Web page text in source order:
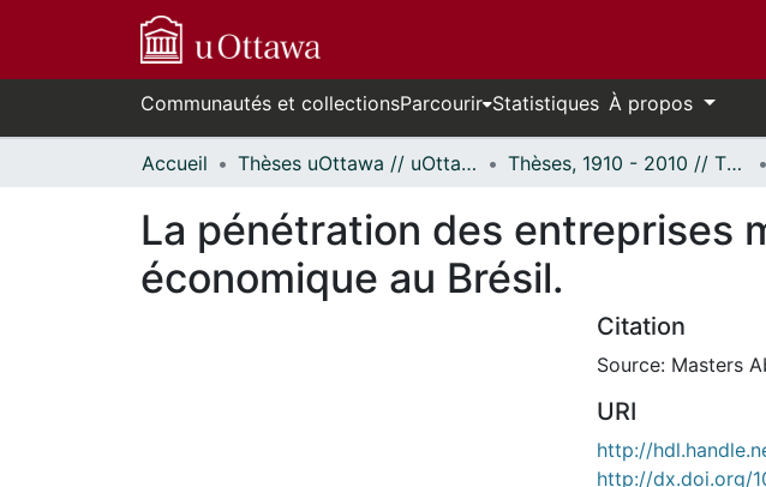
Communautés et collectionsParcourir Statistiques À propos
Accueil Thèses uOttawa // uOttawa Theses Thèses, 1910 - 2010 // Theses, 1910 - 2010
La pénétration des entreprises
économique au Brésil.
Citation
Source: Masters
URI
http://
http://dx.doi.org/